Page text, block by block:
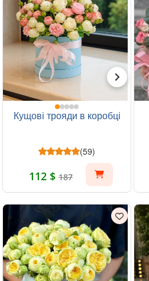
Кущові трояди в коробці
(59)
112 $ 187